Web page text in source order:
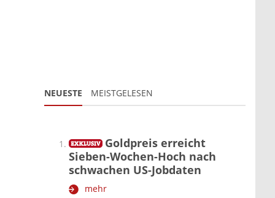
NEUESTE MEISTGELESEN
Goldpreis erreicht
Sieben-Wochen-Hoch nach
schwachen US-Jobdaten
mehr